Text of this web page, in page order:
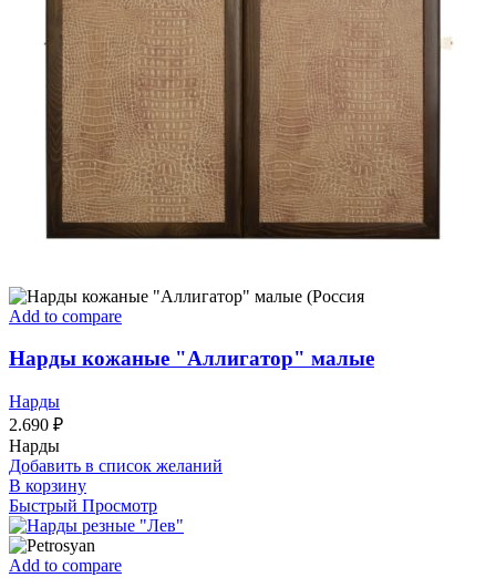
Add to compare
Нарды кожаные "Аллигатор" малые
Нарды
2.690 ₽
Нарды
Добавить в список желаний
В корзину
Быстрый Просмотр
Add to compare